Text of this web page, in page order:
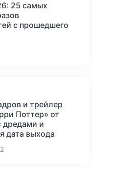
25 самых
с прошедшего
и трейлер
Поттер» от
дредами и
дата выхода